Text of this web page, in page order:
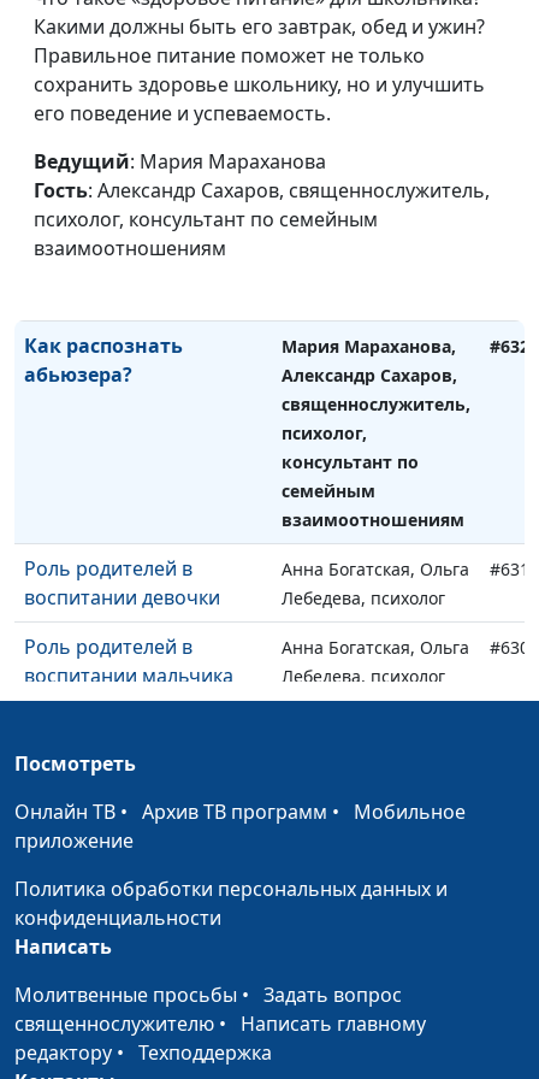
Какими должны быть его завтрак, обед и ужин?
Правильное питание поможет не только
сохранить здоровье школьнику, но и улучшить
его поведение и успеваемость.
Ведущий: Мария Мараханова
Гость: Александр Сахаров, священнослужитель,
психолог, консультант по семейным
взаимоотношениям
священнослужитель,
психолог, консультант
взаимоотношениям
Кто такие абьюзеры?
Мария Мараханова,
Александр Сахаров,
священнослужитель,
Как распознать
абьюзера?
Мария Мараханова,
Александр Сахаров,
священнослужитель,
психолог,
консультант по
семейным
взаимоотношениям
#632
Роль родителей в
воспитании девочки
Анна Богатская, Ольга
Лебедева, психолог
#631
Роль родителей в
воспитании мальчика
Анна Богатская, Ольга
Лебедева, психолог
#630
дошкольников
Этапы развития девочки
Анна Богатская, Ольга
Этапы развития
мальчика
Анна Богатская, Ольга
Как понять женщину?
Биология и психология
Лебедева, психолог
Мальчик: биология и
психология
Анна Богатская, Ольга
Посмотреть
Онлайн ТВ • Архив ТВ программ • Мобильное
приложение
Политика обработки персональных данных и
конфиденциальности
Написать
Молитвенные просьбы • Задать вопрос
священнослужителю • Написать главному
редактору • Техподдержка